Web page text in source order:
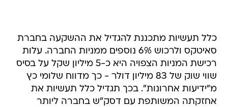
כלל תעשיות מתכננת להגדיל את ההשקעה בחברת
סאיטקס ולרכוש 6% נוספים ממניות החברה. עלות
רכישת המניות הצפויה היא כ-5 מיליון שקל על בסיס
שווי שוק של 83 מיליון דולר - כך מדווח שלומי כץ
מ"ידיעות אחרונות". בכך תגדיל כלל תעשיות את
אחזקתה המשותפת עם דסק"ש בחברה ליותר